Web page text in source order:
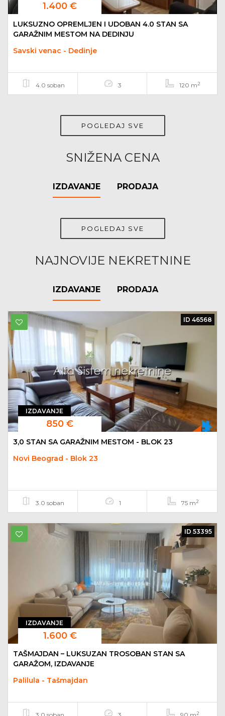
1.400 €
LUKSUZNO OPREMLJEN I UDOBAN 4.0 STAN SA
GARAŽNIM MESTOM NA DEDINJU
Savski venac - Dedinje
4.0 soban 3 120 m2
POGLEDAJ SVE
SNIŽENA CENA
IZDAVANJE PRODAJA
POGLEDAJ SVE
NAJNOVIJE NEKRETNINE
IZDAVANJE PRODAJA
IZDAVANJE
850 €
ID 46568
3,0 STAN SA GARAŽNIM MESTOM - BLOK 23
Novi Beograd - Blok 23
3.0 soban 1 75 m2
IZDAVANJE
1.600 €
ID 53395
TAŠMAJDAN – LUKSUZAN TROSOBAN STAN SA
GARAŽOM, IZDAVANJE
Palilula - Tašmajdan
2